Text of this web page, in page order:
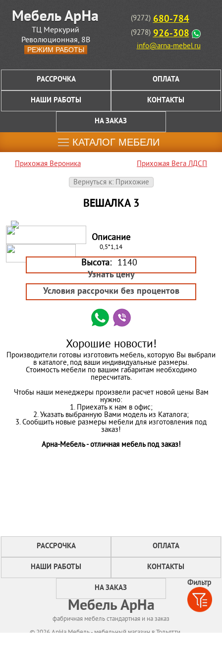
Фильтр
ТЦ Меркурий
Революционная, 8В
РЕЖИМ РАБОТЫ
(9272) 680-784
(9278) 926-308
info@arna-mebel.ru
РАССРОЧКА ОПЛАТА
НАШИ РАБОТЫ КОНТАКТЫ
НА ЗАКАЗ
КАТАЛОГ МЕБЕЛИ
Прихожая Вероника
Прихожая Вега ЛДСП
Вернуться к: Прихожие
ВЕШАЛКА 3
Описание
0,5*1,14
Высота: 1140
Узнать цену
Условия рассрочки без процентов
Хорошие новости!
Производители готовы изготовить мебель, которую Вы выбрали
в каталоге, под ваши индивидуальные размеры.
Стоимость мебели по вашим габаритам необходимо
пересчитать.
Чтобы наши менеджеры произвели расчет новой цены Вам
нужно:
1. Приехать к нам в офис;
2. Указать выбранную Вами модель из Каталога;
3. Сообщить новые размеры мебели для изготовления под
заказ!
Арна-Мебель - отличная мебель под заказ!
РАССРОЧКА ОПЛАТА
НАШИ РАБОТЫ КОНТАКТЫ
НА ЗАКАЗ
Мебель АрНа
фабричная мебель стандартная и на заказ
© 2026 АрНа Мебель - мебельный магазин в Тольятти